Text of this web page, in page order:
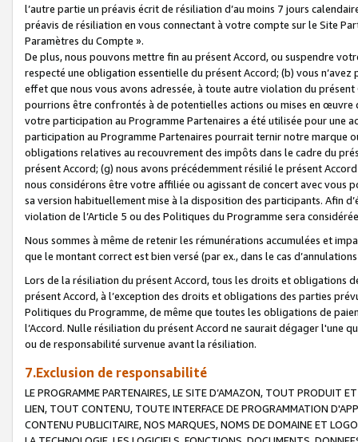
l’autre partie un préavis écrit de résiliation d’au moins 7 jours
préavis de résiliation en vous connectant à votre compte sur le Site
Paramètres du Compte ».
De plus, nous pouvons mettre fin au présent Accord, ou suspendre
respecté une obligation essentielle du présent Accord; (b) vous
effet que nous vous avons adressée, à toute autre violation du
pourrions être confrontés à de potentielles actions ou mises en
votre participation au Programme Partenaires a été utilisée pour une
participation au Programme Partenaires pourrait ternir notre marque
obligations relatives au recouvrement des impôts dans le cadre du
présent Accord; (g) nous avons précédemment résilié le présent
nous considérons être votre affiliée ou agissant de concert avec vous
sa version habituellement mise à la disposition des participants. Afin
violation de l’Article 5 ou des Politiques du Programme sera
Nous sommes à même de retenir les rémunérations accumulées et
que le montant correct est bien versé (par ex., dans le cas
Lors de la résiliation du présent Accord, tous les droits et obligations
présent Accord, à l’exception des droits et obligations des parties
Politiques du Programme, de même que toutes les obligations de
l’Accord. Nulle résiliation du présent Accord ne saurait dégager l'une
ou de responsabilité survenue avant la résiliation.
7.Exclusion de responsabilité
LE PROGRAMME PARTENAIRES, LE SITE D’AMAZON, TOUT PRODUIT
LIEN, TOUT CONTENU, TOUTE INTERFACE DE PROGRAMMATION
CONTENU PUBLICITAIRE, NOS MARQUES, NOMS DE DOMAINE ET